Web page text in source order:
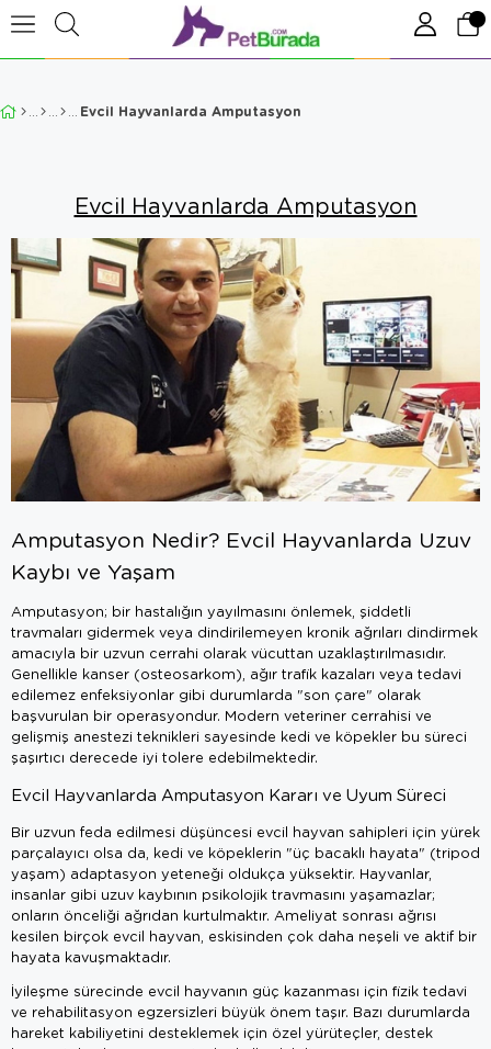
Evcil Hayvanlarda Amputasyon
Evcil Hayvanlarda Amputasyon
Amputasyon Nedir? Evcil Hayvanlarda Uzuv
Kaybı ve Yaşam
Amputasyon; bir hastalığın yayılmasını önlemek, şiddetli
travmaları gidermek veya dindirilemeyen kronik ağrıları dindirmek
amacıyla bir uzvun cerrahi olarak vücuttan uzaklaştırılmasıdır.
Genellikle kanser (osteosarkom), ağır trafik kazaları veya tedavi
edilemez enfeksiyonlar gibi durumlarda "son çare" olarak
başvurulan bir operasyondur. Modern veteriner cerrahisi ve
gelişmiş anestezi teknikleri sayesinde kedi ve köpekler bu süreci
şaşırtıcı derecede iyi tolere edebilmektedir.
Evcil Hayvanlarda Amputasyon Kararı ve Uyum Süreci
Bir uzvun feda edilmesi düşüncesi evcil hayvan sahipleri için yürek
parçalayıcı olsa da, kedi ve köpeklerin "üç bacaklı hayata" (tripod
yaşam) adaptasyon yeteneği oldukça yüksektir. Hayvanlar,
insanlar gibi uzuv kaybının psikolojik travmasını yaşamazlar;
onların önceliği ağrıdan kurtulmaktır. Ameliyat sonrası ağrısı
kesilen birçok evcil hayvan, eskisinden çok daha neşeli ve aktif bir
hayata kavuşmaktadır.
İyileşme sürecinde evcil hayvanın güç kazanması için fizik tedavi
ve rehabilitasyon egzersizleri büyük önem taşır. Bazı durumlarda
hareket kabiliyetini desteklemek için özel yürüteçler, destek